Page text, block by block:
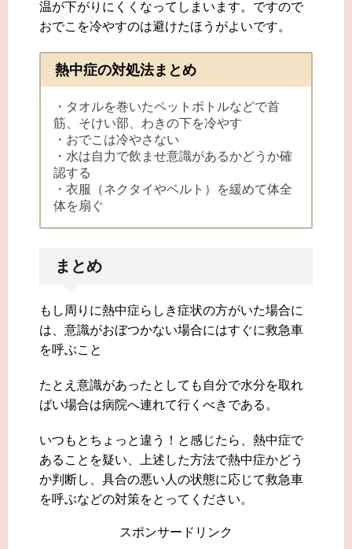
温が下がりにくくなってしまいます。ですので
おでこを冷やすのは避けたほうがよいです。
熱中症の対処法まとめ
・タオルを巻いたペットボトルなどで首
筋、そけい部、わきの下を冷やす
・おでこは冷やさない
・水は自力で飲ませ意識があるかどうか確
認する
・衣服（ネクタイやベルト）を緩めて体全
体を扇ぐ
まとめ
もし周りに熱中症らしき症状の方がいた場合に
は、意識がおぼつかない場合にはすぐに救急車
を呼ぶこと
たとえ意識があったとしても自分で水分を取れ
ばい場合は病院へ連れて行くべきである。
いつもとちょっと違う！と感じたら、熱中症で
あることを疑い、上述した方法で熱中症かどう
か判断し、具合の悪い人の状態に応じて救急車
を呼ぶなどの対策をとってください。
スポンサードリンク